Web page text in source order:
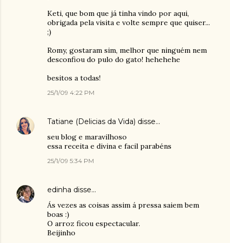
Keti, que bom que já tinha vindo por aqui,
obrigada pela visita e volte sempre que quiser...
;)
Romy, gostaram sim, melhor que ninguém nem
desconfiou do pulo do gato! hehehehe
besitos a todas!
25/1/09 4:22 PM
Tatiane (Delicias da Vida) disse…
seu blog e maravilhoso
essa receita e divina e facil parabéns
25/1/09 5:34 PM
edinha disse…
Ás vezes as coisas assim á pressa saiem bem
boas :)
O arroz ficou espectacular.
Beijinho